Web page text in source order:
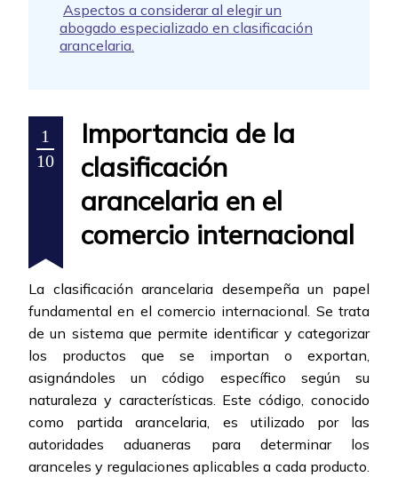
Aspectos a considerar al elegir un
abogado especializado en clasificación
arancelaria.
1
10
Importancia de la
clasificación
arancelaria en el
comercio internacional
La clasificación arancelaria desempeña un papel
fundamental en el comercio internacional. Se trata
de un sistema que permite identificar y categorizar
los productos que se importan o exportan,
asignándoles un código específico según su
naturaleza y características. Este código, conocido
como partida arancelaria, es utilizado por las
autoridades aduaneras para determinar los
aranceles y regulaciones aplicables a cada producto.